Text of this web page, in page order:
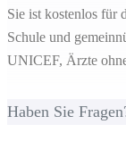
Sie ist kostenlos für
Schule und
UNICEF, Ärzte
Haben Sie